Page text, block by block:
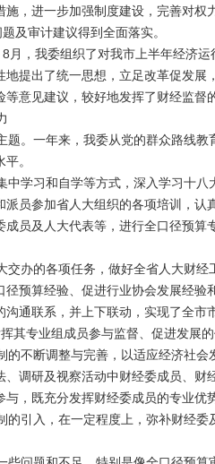
，进一步加强制度建设，完善对
及审计建议得到全面落实。
，我委组织了对我市上半年经济
地提出了统一思想，立足改革促发
意见建议，较好地发挥了财经监督
。一年来，我委从党的群众路线
。
学习和自学等方式，深入学习十八
员参加省人大组织的各项培训，
员及人大代表等，进行全口径预
办的各项任务，做好全省人大财
预算经验、促进行业协会发展经
通联系，并上下联动，实现了全市
其专业组成员参与监督、促进发展的
不断调整与完善，以适应经济社会
调研及视察活动中财经委成员、
，既充分发挥财经委成员的专业优
的引入，在一定程度上，弥补财经